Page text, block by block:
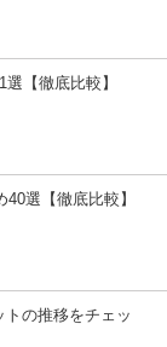
【徹底比較】
選【徹底比較】
の推移をチェッ